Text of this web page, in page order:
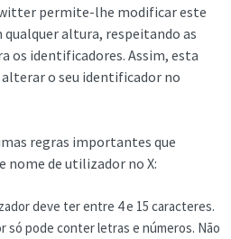
permite-lhe modificar este
altura, respeitando as
os identificadores. Assim, esta
o seu identificador no
regras importantes que
nome de utilizador no X:
deve ter entre 4 e 15 caracteres.
só pode conter letras e números. Não